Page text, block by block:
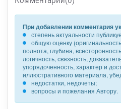
При добавлении комментария
степень актуальности
общую оценку
полнота, глубина,
логичность, связность,
упорядоченность, характер и
иллюстративного материала,
недостатки, недочеты;
вопросы и пожелания Автору.